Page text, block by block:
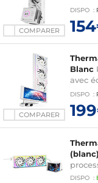
COMPARER
Intel/
DISPO :
COMPARER
Blanc
avec
pour
DISPO :
(blanc)
DISPO :